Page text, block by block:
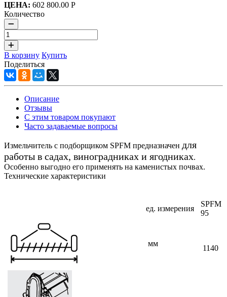
ЦЕНА: 602 800.00 Р
Количество
В корзину Купить
Поделиться
Описание
Отзывы
С этим товаром покупают
Часто задаваемые вопросы
Измельчитель с подборщиком SPFM предназначен для
работы в садах, виноградниках и ягодниках.
Особенно выгодно его применять на каменистых почвах.
Технические характеристики
ед. измерения
SPFM
95
мм
1140